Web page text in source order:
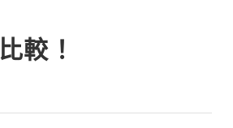
較！